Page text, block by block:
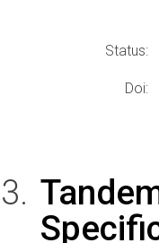
Status:
Doi: